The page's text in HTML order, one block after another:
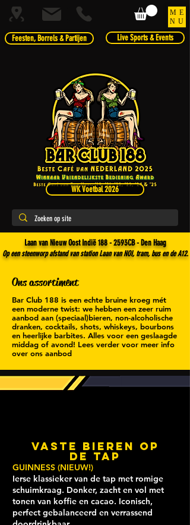
Feesten, Borrels & Partijen
ME
NU
Live Sports & Events
Laan van Nieuw Oost Indië 188 - 2593CB - Den Haag
Op een steenworp afstand van station Laan van NOI, tram, bus en de A12.
WK Voetbal 2026
Ons assortiment
Bar Club 188 is een echte bruine kroeg mét
een moderne twist: we hebben een zeer ruim
aanbod aan (speciaal)bieren, non-alcoholische
dranken, cocktails, shots, whiskeys, bourbons
en heerlijke barbites. Alles voor een geslaagde
middag of avond! Lees verder voor meer info
over ons aanbod
Vaste Bieren op
de tap
GUINNESS (NIEUW!)
Ierse klassieker van de tap met romige
schuimkraag. Donker, zacht en vol met
tonen van koffie en cacao. Iconisch,
perfect gebalanceerd en verrassend